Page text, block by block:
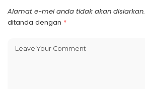
Alamat e-mel anda tidak akan disiarkan.
ditanda dengan *